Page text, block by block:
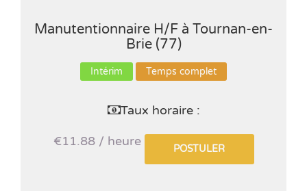
Manutentionnaire H/F à Tournan-en-
Brie (77)
Intérim Temps complet
Taux horaire :
€11.88 / heure
POSTULER